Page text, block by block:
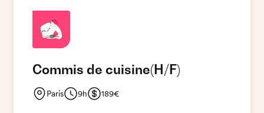
Commis de cuisine(H/F)
Paris 9h 189€